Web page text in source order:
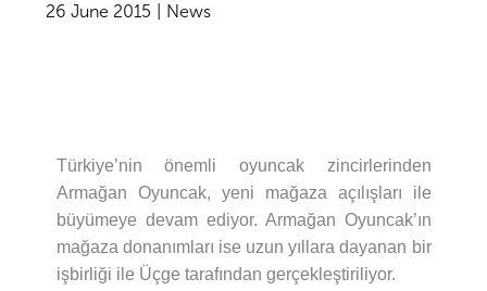
26 June 2015 News
Türkiye’nin önemli oyuncak zincirlerinden
Armağan Oyuncak, yeni mağaza açılışları ile
büyümeye devam ediyor. Armağan Oyuncak’ın
mağaza donanımları ise uzun yıllara dayanan bir
işbirliği ile Üçge tarafından gerçekleştiriliyor.